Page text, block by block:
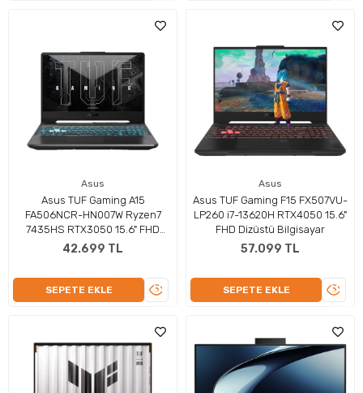
Asus
Asus TUF Gaming A15
FA506NCR-HN007W Ryzen7
7435HS RTX3050 15.6" FHD
Dizüstü Bilgisayar
42.699 TL
SEPETE EKLE
ÜRÜNÜ
Asus
Asus TUF Gaming F15 FX507VU-
LP260 i7-13620H RTX4050 15.6"
FHD Dizüstü Bilgisayar
57.099 TL
SEPETE EKLE